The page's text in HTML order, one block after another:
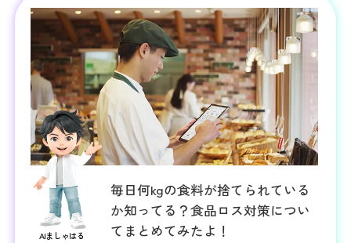
支援活動
「令和8年熊本地震被災者支援金プロジ
ェクト」を開始
支援活動
令和8年熊本地震の影響に伴う支援につ
いて
AIましゃはる
毎日何kgの食料が捨てられている
か知ってる？食品ロス対策につい
てまとめてみたよ！